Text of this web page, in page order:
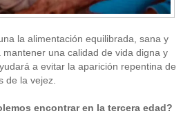
la alimentación equilibrada, sana y
una calidad de vida digna y
a evitar la aparición repentina de
de la vejez.
encontrar en la tercera edad?